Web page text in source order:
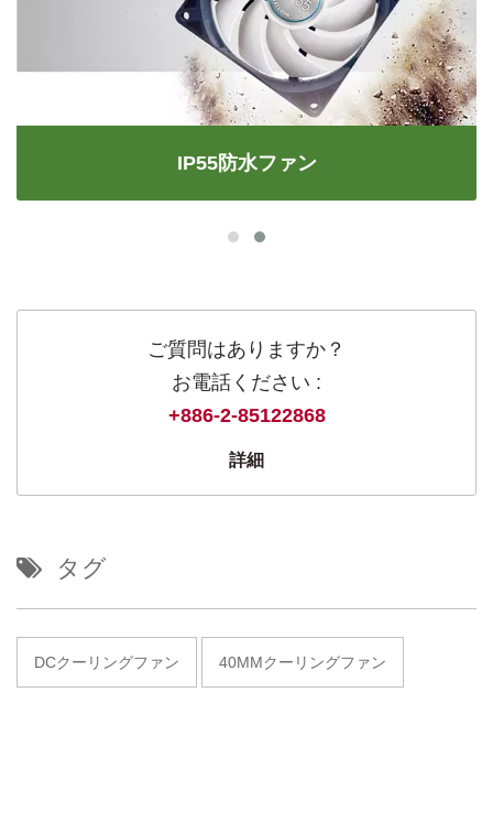
IP55防水ファン
ご質問はありますか？
お電話ください :
+886-2-85122868
詳細
タグ
DCクーリングファン 40MMクーリングファン